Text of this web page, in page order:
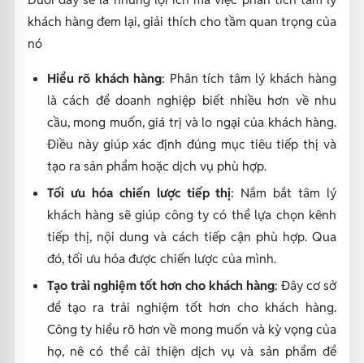
khách hàng đem lại, giải thích cho tầm quan trọng của
nó
Hiểu rõ khách hàng: Phân tích tâm lý khách hàng
là cách để doanh nghiệp biết nhiều hơn về nhu
cầu, mong muốn, giá trị và lo ngại của khách hàng.
Điều này giúp xác định đúng mục tiêu tiếp thị và
tạo ra sản phẩm hoặc dịch vụ phù hợp.
Tối ưu hóa chiến lược tiếp thị: Nắm bắt tâm lý
khách hàng sẽ giúp công ty có thể lựa chọn kênh
tiếp thị, nội dung và cách tiếp cận phù hợp. Qua
đó, tối ưu hóa được chiến lược của mình.
Tạo trải nghiệm tốt hơn cho khách hàng: Đây cơ sở
để tạo ra trải nghiệm tốt hơn cho khách hàng.
Công ty hiểu rõ hơn về mong muốn và kỳ vọng của
họ, nê có thể cải thiện dịch vụ và sản phẩm để